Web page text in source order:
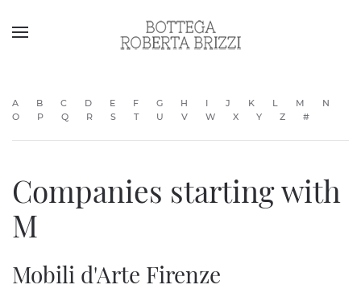
A B C D E F G H I J K L M
N
O
P Q R S T U V W X Y Z #
Companies starting with
M
Mobili d'Arte Firenze